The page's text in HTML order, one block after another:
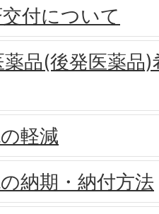
付について
品(後発医薬品
軽減
納期・納付方法